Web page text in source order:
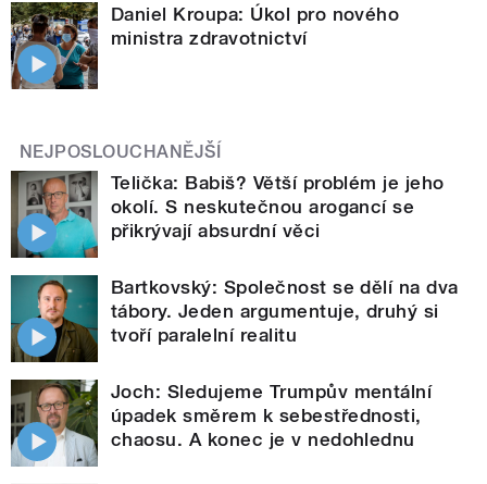
Daniel Kroupa: Úkol pro nového
ministra zdravotnictví
NEJPOSLOUCHANĚJŠÍ
Telička: Babiš? Větší problém je jeho
okolí. S neskutečnou arogancí se
přikrývají absurdní věci
Bartkovský: Společnost se dělí na dva
tábory. Jeden argumentuje, druhý si
tvoří paralelní realitu
Joch: Sledujeme Trumpův mentální
úpadek směrem k sebestřednosti,
chaosu. A konec je v nedohlednu